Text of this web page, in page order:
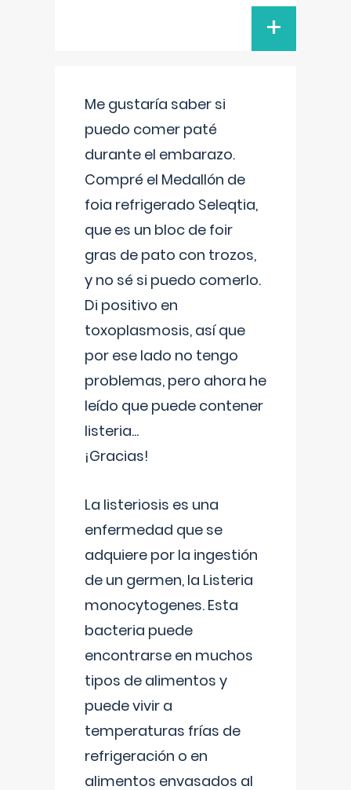
+
Me gustaría saber si
puedo comer paté
durante el embarazo.
Compré el Medallón de
foia refrigerado Seleqtia,
que es un bloc de foir
gras de pato con trozos,
y no sé si puedo comerlo.
Di positivo en
toxoplasmosis, así que
por ese lado no tengo
problemas, pero ahora he
leído que puede contener
listeria...
¡Gracias!
La listeriosis es una
enfermedad que se
adquiere por la ingestión
de un germen, la Listeria
monocytogenes. Esta
bacteria puede
encontrarse en muchos
tipos de alimentos y
puede vivir a
temperaturas frías de
refrigeración o en
alimentos envasados al